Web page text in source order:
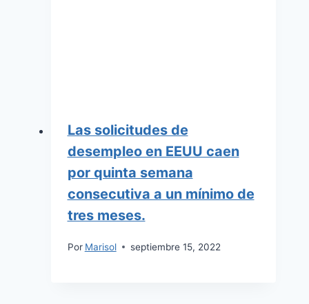
Las solicitudes de
desempleo en EEUU caen
por quinta semana
consecutiva a un mínimo de
tres meses.
Por Marisol septiembre 15, 2022